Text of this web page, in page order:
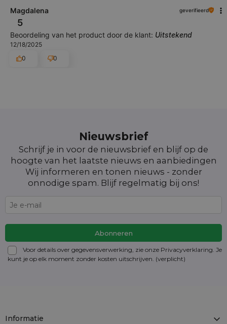
Magdalena geverifieerd
5
Beoordeling van het product door de klant: Uitstekend
12/18/2025
0
0
Nieuwsbrief
Schrijf je in voor de nieuwsbrief en blijf op de
hoogte van het laatste nieuws en aanbiedingen
Wij informeren en tonen nieuws - zonder
onnodige spam. Blijf regelmatig bij ons!
Voor details over gegevensverwerking, zie onze Privacyverklaring. Je
kunt je op elk moment zonder kosten uitschrijven . (verplicht)
Informatie